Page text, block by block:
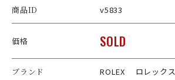
商品ID v5833
価格 SOLD
ブランド ROLEX ロレックス